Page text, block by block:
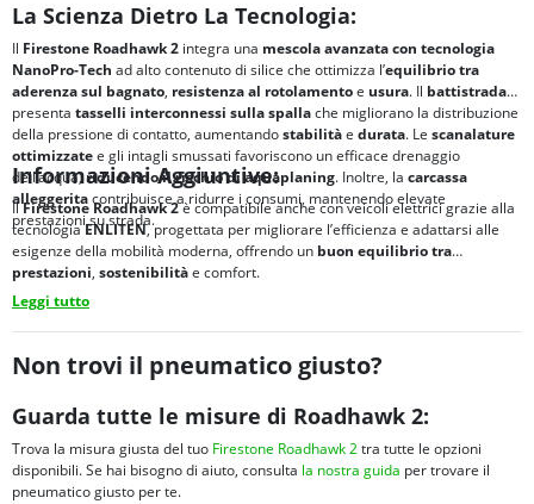
La Scienza Dietro La Tecnologia:
Il Firestone Roadhawk 2 integra una mescola avanzata con tecnologia
NanoPro-Tech ad alto contenuto di silice che ottimizza l’equilibrio tra
aderenza sul bagnato, resistenza al rotolamentoe usura. Il battistrada
presenta tasselli interconnessi sulla spallache migliorano la distribuzione
della pressione di contatto, aumentandostabilitàe durata. Le scanalature
ottimizzatee gli intagli smussati favoriscono un efficace drenaggio
dell’acqua,riducendo il rischio di aquaplaning. Inoltre, la carcassa
alleggeritacontribuisce a ridurre i consumi, mantenendo elevate
prestazioni su strada.
Informazioni Aggiuntive:
IlFirestone Roadhawk 2è compatibile anche con veicoli elettrici grazie alla
tecnologiaENLITEN, progettata per migliorare l’efficienza e adattarsi alle
esigenze della mobilità moderna, offrendo un buon equilibrio tra
prestazioni, sostenibilitàe comfort.
Leggi tutto
Non trovi il pneumatico giusto?
Guarda tutte le misure di Roadhawk 2:
Trova la misura giusta del tuo Firestone Roadhawk 2tra tutte le opzioni
disponibili. Se hai bisogno di aiuto, consulta la nostra guida per trovare il
pneumatico giusto per te.